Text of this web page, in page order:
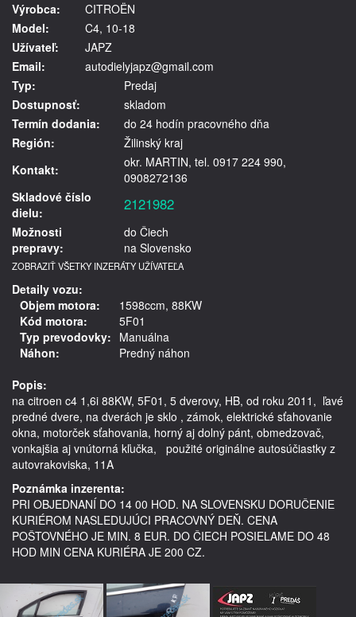
Výrobca:
CITROËN
Model:
C4, 10-18
Užívateľ:
JAPZ
Email:
autodielyjapz@gmail.com
Typ:
Predaj
Dostupnosť:
skladom
Termín dodania:
do 24 hodín pracovného dňa
Región:
Žilinský kraj
Kontakt:
okr. MARTIN, tel. 0917 224 990,
0908272136
Skladové číslo
dielu:
2121982
Možnosti
prepravy:
do Čiech
na Slovensko
ZOBRAZIŤ VŠETKY INZERÁTY UŽÍVATEĽA
Detaily vozu:
Objem motora:
1598ccm, 88KW
Kód motora:
5F01
Typ prevodovky: Manuálna
Náhon:
Predný náhon
Popis:
na citroen c4 1,6i 88KW, 5F01, 5 dverovy, HB, od roku 2011,  ľavé
predné dvere, na dverách je sklo , zámok, elektrické sťahovanie
okna, motorček sťahovania, horný aj dolný pánt, obmedzovač,
vonkajšia aj vnútorná kľučka,   použité originálne autosúčiastky z
autovrakoviska, 11A
Poznámka inzerenta:
PRI OBJEDNANÍ DO 14 00 HOD. NA SLOVENSKU DORUČENIE
KURIÉROM NASLEDUJÚCI PRACOVNÝ DEŇ. CENA
POŠTOVNÉHO JE MIN. 8 EUR. DO ČIECH POSIELAME DO 48
HOD MIN CENA KURIÉRA JE 200 CZ.